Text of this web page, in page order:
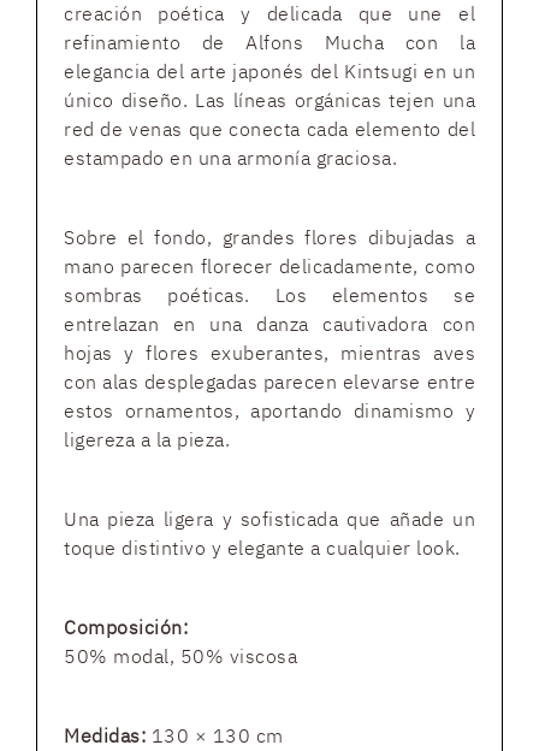
creación poética y delicada que une el
refinamiento de Alfons Mucha con la
elegancia del arte japonés del Kintsugi en un
único diseño. Las líneas orgánicas tejen una
red de venas que conecta cada elemento del
estampado en una armonía graciosa.
Sobre el fondo, grandes flores dibujadas a
mano parecen florecer delicadamente, como
sombras poéticas. Los elementos se
entrelazan en una danza cautivadora con
hojas y flores exuberantes, mientras aves
con alas desplegadas parecen elevarse entre
estos ornamentos, aportando dinamismo y
ligereza a la pieza.
Una pieza ligera y sofisticada que añade un
toque distintivo y elegante a cualquier look.
Composición:
50% modal, 50% viscosa
Medidas: 130 × 130 cm